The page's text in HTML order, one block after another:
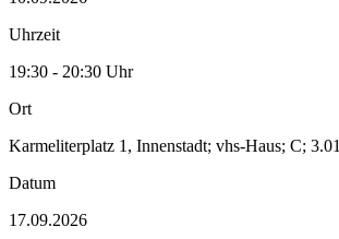
Uhrzeit
19:30 - 20:30 Uhr
Ort
Karmeliterplatz 1, Innenstadt; vhs-Haus; C; 3.01
Datum
17.09.2026